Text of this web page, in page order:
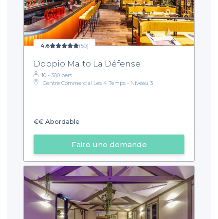
4,6 (50)
Doppio Malto La Défense
10 - 300 pers.
Centre Commercial Les 4 Temps - Niveau 3
€€ Abordable
Faire une demande